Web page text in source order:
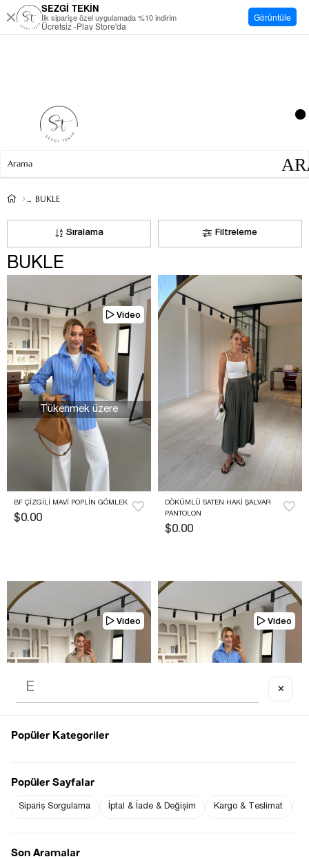
BUKLE
Filtreleme
Sıralama
BUKLE
BF ÇIZGILI MAVI POPLIN GÖMLEK
$0.00
Tükenmek üzere
Video
DÖKÜMLÜ SATEN HAKI ŞALVAR
PANTOLON
$0.00
ÇIZGILI VIZON ÇAN KESIM
Video
ÇIZGILI MAVI ÇAN KESIM GÖMLEK
Video
SEZGİ TEKİN
İlk siparişe özel uygulamada %10 indirim
Ücretsiz -Play Store'da
Görüntüle
✕
Popüler Kategoriler
Popüler Sayfalar
Sipariş Sorgulama İptal & İade & Değişim Kargo & Teslimat
Son Aramalar